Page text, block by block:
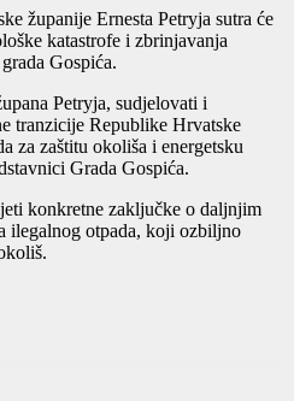
županije Ernesta Petryja sutra će
katastrofe i zbrinjavanja
Gospića.
Petryja, sudjelovati i
tranzicije Republike Hrvatske
za zaštitu okoliša i energetsku
Grada Gospića.
konkretne zaključke o daljnjim
ilegalnog otpada, koji ozbiljno